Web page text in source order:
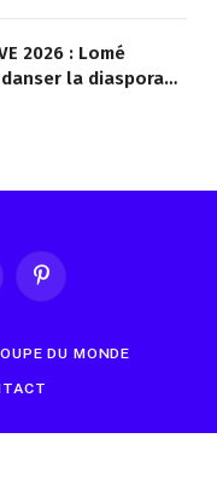
2026 : Lomé
la diaspora
Pinterest
DU MONDE